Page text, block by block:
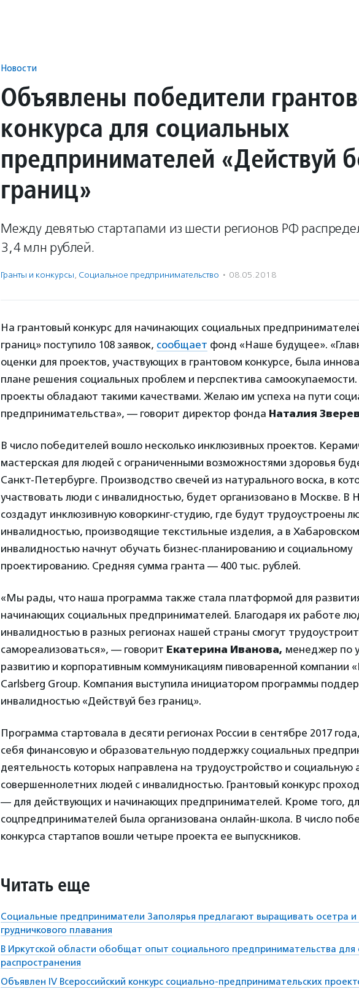
Новости
Объявлены победители
конкурса для социальных
предпринимателей «Действуй
границ»
Между девятью стартапами из шести регионов РФ
3,4 млн рублей.
Гранты и конкурсы, Социальное предпри­нима­тель­ство · 08.05.2018
На грантовый конкурс для начинающих социальных
границ» поступило 108 заявок, сообщает фонд «Наше будущее».
оценки для проектов, участвующих в грантовом конкурсе, была
плане решения социальных проблем и перспектива
проекты обладают такими качествами. Желаю им успеха на пути
предпринимательства», — говорит директор фонда Наталия
В число победителей вошло несколько инклюзивных проектов.
мастерская для людей с ограниченными возможностями здоровья
Санкт-Петербурге. Производство свечей из натурального воска, в
участвовать люди с инвалидностью, будет организовано в Москве. В
создадут инклюзивную коворкинг-студию, где будут трудоустроены
инвалидностью, производящие текстильные изделия, а в
инвалидностью начнут обучать бизнес-планированию и социальному
проектированию. Средняя сумма гранта — 400 тыс. рублей.
«Мы рады, что наша программа также стала платформой для
начинающих социальных предпринимателей. Благодаря их работе
инвалидностью в разных регионах нашей страны смогут
самореализоваться», — говорит Екатерина Иванова, менеджер по
развитию и корпоративным коммуникациям пивоваренной компании
Carlsberg Group. Компания выступила инициатором программы
инвалидностью «Действуй без границ».
Программа стартовала в десяти регионах России в сентябре 2017
себя финансовую и образовательную поддержку социальных
деятельность которых направлена на трудоустройство и
совершеннолетних людей с инвалидностью. Грантовый конкурс
— для действующих и начинающих предпринимателей. Кроме того,
соцпредпринимателей была организована онлайн-школа. В число
конкурса стартапов вошли четыре проекта ее выпускников.
Читать еще
Социальные предприниматели Заполярья предлагают выращивать осетра и
грудничкового плавания
В Иркутской области обобщат опыт социального предпринимательства для
распространения
Объявлен IV Всероссийский конкурс социально-предпринимательских